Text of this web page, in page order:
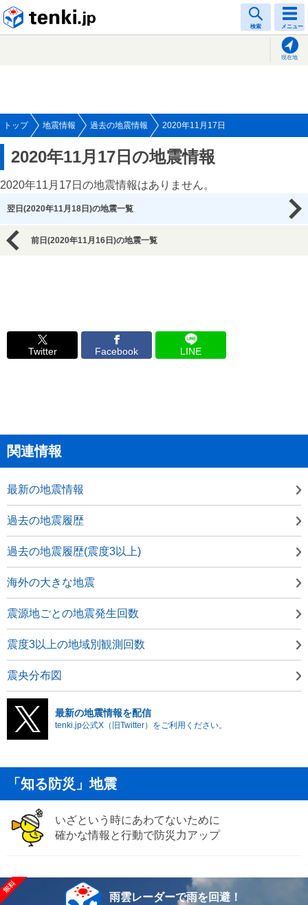
検索 メニュー
現在地
トップ 地震情報 過去の地震情報 2020年11月17日
2020年11月17日の地震情報
2020年11月17日の地震情報はありません。
翌日(2020年11月18日)の地震一覧
前日(2020年11月16日)の地震一覧
Twitter Facebook LINE
関連情報
最新の地震情報
過去の地震履歴
過去の地震履歴(震度3以上)
海外の大きな地震
震源地ごとの地震発生回数
震度3以上の地域別観測回数
震央分布図
最新の地震情報を配信
tenki.jp公式X（旧Twitter）をご利用ください。
「知る防災」地震
いざという時にあわてないために
確かな情報と行動で防災力アップ
雨雲レーダーで雨を回避！